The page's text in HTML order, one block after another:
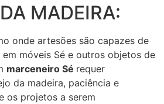
MADEIRA:
onde artesões são capazes de
em móveis Sé e outros objetos de
marceneiro Sé requer
da madeira, paciência e
os projetos a serem